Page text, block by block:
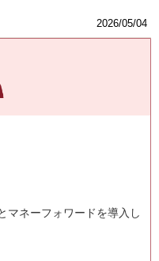
2026/05/04
マネーフォワードを導入し